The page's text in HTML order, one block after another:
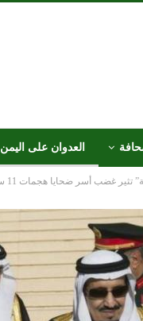
العدوان على اليمن
تثير غضب أسر ضحايا هجمات 11 سبتمبر.